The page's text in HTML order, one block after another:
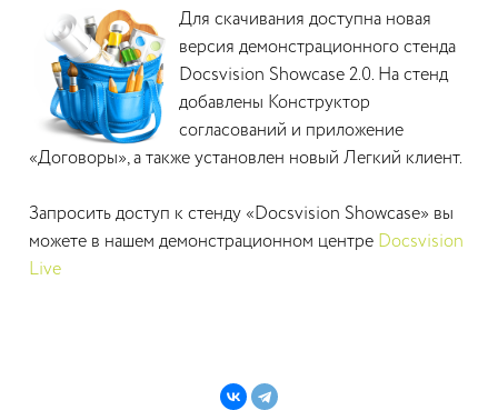
Для скачивания доступна новая
версия демонстрационного стенда
Docsvision Showcase 2.0. На стенд
добавлены Конструктор
согласований и приложение
«Договоры», а также установлен новый Легкий клиент.
Запросить доступ к стенду «Docsvision Showcase» вы
можете в нашем демонстрационном центре Docsvision
Live